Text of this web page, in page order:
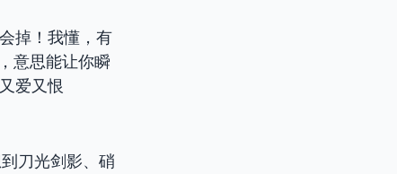
掉！我懂，有
意思能让你瞬
爱又恨
刀光剑影、硝